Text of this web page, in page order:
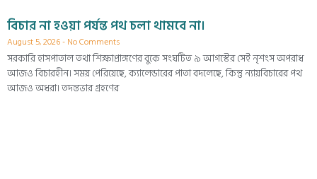
বিচার না হওয়া পর্যন্ত পথ চলা থামবে না।
August 5, 2026 No Comments
সরকারি হাসপাতাল তথা শিক্ষাপ্রাঙ্গণের বুকে সংঘটিত ৯ আগস্টের সেই নৃশংস অপরাধ
আজও বিচারহীন। সময় পেরিয়েছে, ক্যালেন্ডারের পাতা বদলেছে, কিন্তু ন্যায়বিচারের পথ
আজও অধরা। তদন্তভার গ্রহণের